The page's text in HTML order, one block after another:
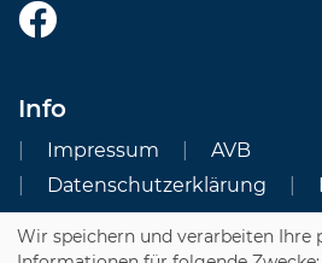
Info
Impressum
AVB
Datenschutzerklärung
Cookie Einstellungen
Wir speichern und verarbeiten Ihre